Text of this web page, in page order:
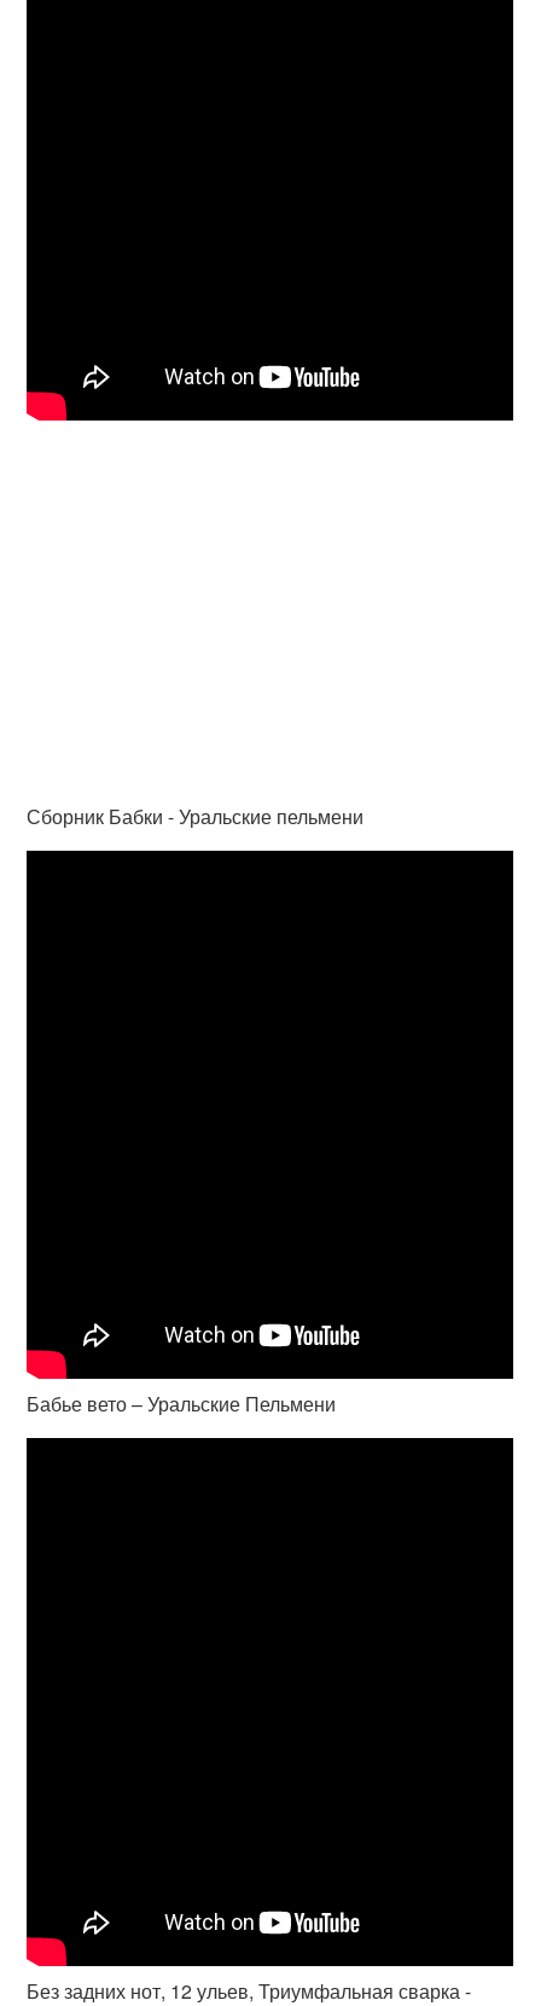
Сборник Бабки - Уральские пельмени
Бабье вето – Уральские Пельмени
Без задних нот, 12 ульев, Триумфальная сварка -